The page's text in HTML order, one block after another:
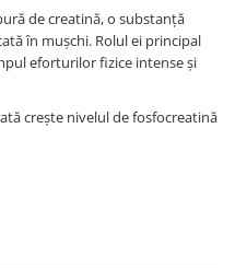
de creatină, o substanță
în mușchi. Rolul ei principal
eforturilor fizice intense și
crește nivelul de fosfocreatină